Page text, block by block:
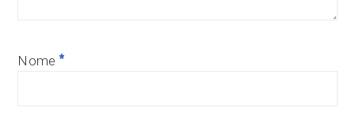
Nome *